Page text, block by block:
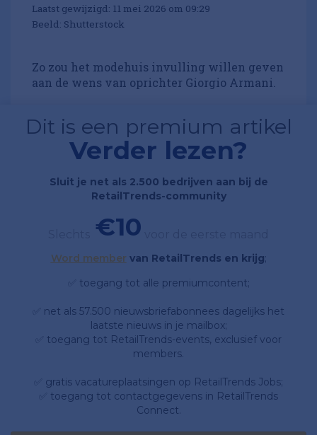
Laatst gewijzigd: 11 mei 2026 om 09:29
Beeld: Shutterstock
Zo zou het modehuis invulling willen geven
aan de wens van oprichter Giorgio Armani.
Dit is een premium artikel
Verder lezen?
Sluit je net als 2.500 bedrijven aan bij de
RetailTrends-community
€10
Word member van RetailTrends en krijg;
✅ toegang tot alle premiumcontent;
✅ net als 57.500 nieuwsbriefabonnees dagelijks het
laatste nieuws in je mailbox;
✅ toegang tot RetailTrends-events, exclusief voor
members.
✅ gratis vacatureplaatsingen op RetailTrends Jobs;
✅ toegang tot contactgegevens in RetailTrends
Connect.